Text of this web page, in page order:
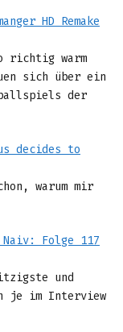
HD Remake
richtig warm
sich über ein
der
decides to
warum mir
Folge 117
und
je im Interview